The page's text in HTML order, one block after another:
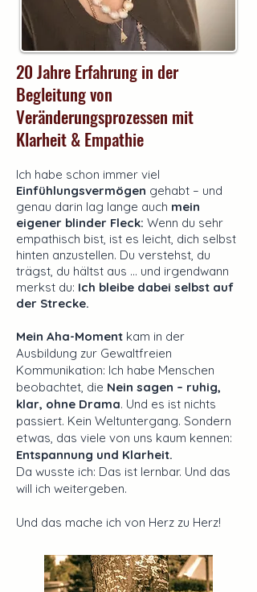
20 Jahre Erfahrung in der
Begleitung von
Veränderungsprozessen mit
Klarheit & Empathie
Ich habe schon immer viel
Einfühlungsvermögen gehabt – und
genau darin lag lange auch mein
eigener blinder Fleck: Wenn du sehr
empathisch bist, ist es leicht, dich selbst
hinten anzustellen. Du verstehst, du
trägst, du hältst aus … und irgendwann
merkst du: Ich bleibe dabei selbst auf
der Strecke.
Mein Aha-Moment kam in der
Ausbildung zur Gewaltfreien
Kommunikation: Ich habe Menschen
beobachtet, die Nein sagen – ruhig,
klar, ohne Drama. Und es ist nichts
passiert. Kein Weltuntergang. Sondern
etwas, das viele von uns kaum kennen:
Entspannung und Klarheit.
Da wusste ich: Das ist lernbar. Und das
will ich weitergeben.​
Und das mache ich von Herz zu Herz!